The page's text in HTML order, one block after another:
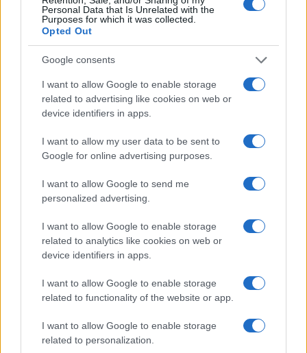
Personal Data that Is Unrelated with the
Purposes for which it was collected.
Opted Out
Google consents
I want to allow Google to enable storage
related to advertising like cookies on web or
device identifiers in apps.
I want to allow my user data to be sent to
Google for online advertising purposes.
I want to allow Google to send me
personalized advertising.
I want to allow Google to enable storage
related to analytics like cookies on web or
device identifiers in apps.
I want to allow Google to enable storage
related to functionality of the website or app.
I want to allow Google to enable storage
related to personalization.
personal
Marta Ruiz · 7 Ago 2026
Cómo gestionar tus finanzas con el método 50/30/20 y más
Marta Ruiz · 7 Ago 2026
Nombre